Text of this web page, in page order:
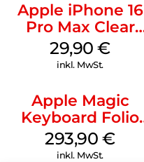
Apple iPhone 16
Pro Max Clear
Case MagSafe
Transparent
29,90€
inkl. MwSt.
Apple Magic
Keyboard Folio
iPad 10.9″ (10.Gen.)
Weiß
293,90€
inkl. MwSt.